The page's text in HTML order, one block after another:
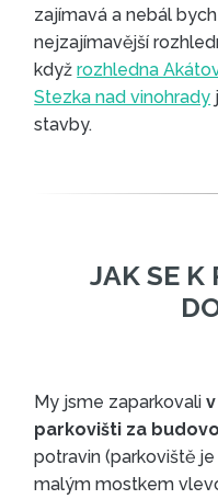
zajímavá a nebál
nejzajímavější
kdyžrozhledna
Stezka nad vinohrady
stavby.
JAK SE
My jsme zaparkovali
parkovišti za
potravin (parkoviště
malým mostkem